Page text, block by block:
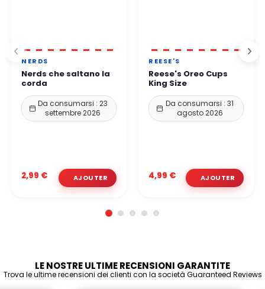
NERDS
Nerds che saltano la
corda
Da consumarsi : 23
settembre 2026
2,99 €
REESE'S
Reese's Oreo Cups
King Size
Da consumarsi : 31
agosto 2026
4,99 €
LE NOSTRE ULTIME RECENSIONI GARANTITE
Trova le ultime recensioni dei clienti con la società Guaranteed Reviews